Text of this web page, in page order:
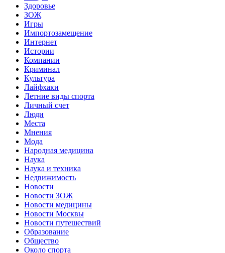
Здоровье
ЗОЖ
Игры
Импортозамещение
Интернет
Истории
Компании
Криминал
Культура
Лайфхаки
Летние виды спорта
Личный счет
Люди
Места
Мнения
Мода
Народная медицина
Наука
Наука и техника
Недвижимость
Новости
Новости ЗОЖ
Новости медицины
Новости Москвы
Новости путешествий
Образование
Общество
Около спорта